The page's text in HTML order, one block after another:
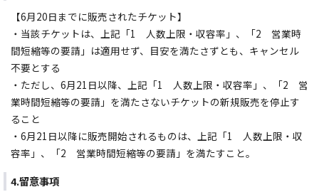
【6月20日までに販売されたチケット】
・当該チケットは、上記「1 人数上限・収容率」、「2 営業時
間短縮等の要請」は適用せず、目安を満たさずとも、キャンセル
不要とする
・ただし、6月21日以降、上記「1 人数上限・収容率」、「2 営
業時間短縮等の要請」を満たさないチケットの新規販売を停止す
ること
・6月21日以降に販売開始されるものは、上記「1 人数上限・収
容率」、「2 営業時間短縮等の要請」を満たすこと。
4.留意事項